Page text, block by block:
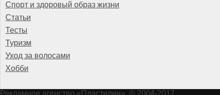
Спорт и здоровый образ жизни
Статьи
Тесты
Туризм
Уход за волосами
Хобби
Рекламное агенство «Пластилин» . © 2004-2017